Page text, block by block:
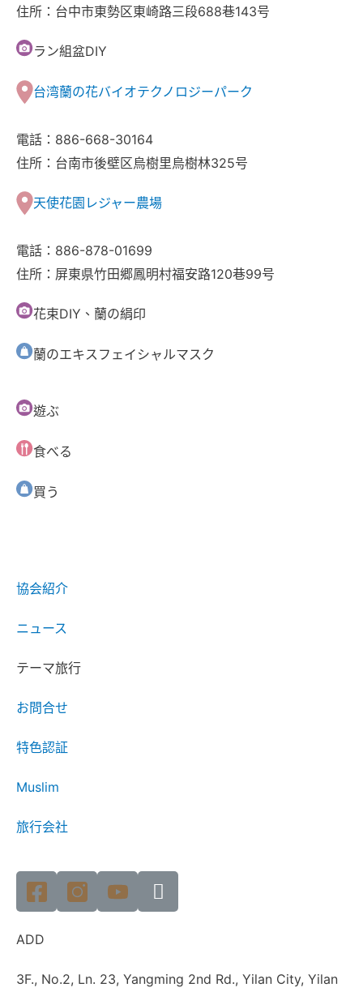
住所：台中市東勢区東崎路三段688巷143号
ラン組盆DIY
台湾蘭の花バイオテクノロジーパーク
電話：886-668-30164
住所：台南市後壁区烏樹里烏樹林325号
天使花園レジャー農場
電話：886-878-01699
住所：屏東県竹田郷鳳明村福安路120巷99号
花束DIY、蘭の絹印
蘭のエキスフェイシャルマスク
遊ぶ
食べる
買う
協会紹介
ニュース
テーマ旅行
お問合せ
特色認証
Muslim
旅行会社
ADD
3F., No.2, Ln. 23, Yangming 2nd Rd., Yilan City, Yilan